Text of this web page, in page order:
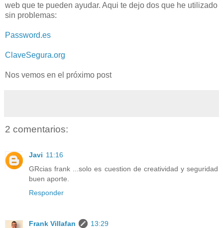
web que te pueden ayudar. Aqui te dejo dos que he utilizado
sin problemas:
Password.es
ClaveSegura.org
Nos vemos en el próximo post
2 comentarios:
Javi 11:16
GRcias frank ...solo es cuestion de creatividad y seguridad
buen aporte.
Responder
Frank Villafan
13:29